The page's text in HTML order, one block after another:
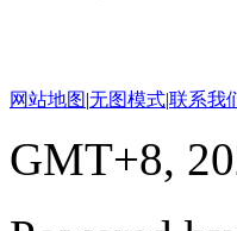
网站地图|无图模式|联系我
GMT+8,